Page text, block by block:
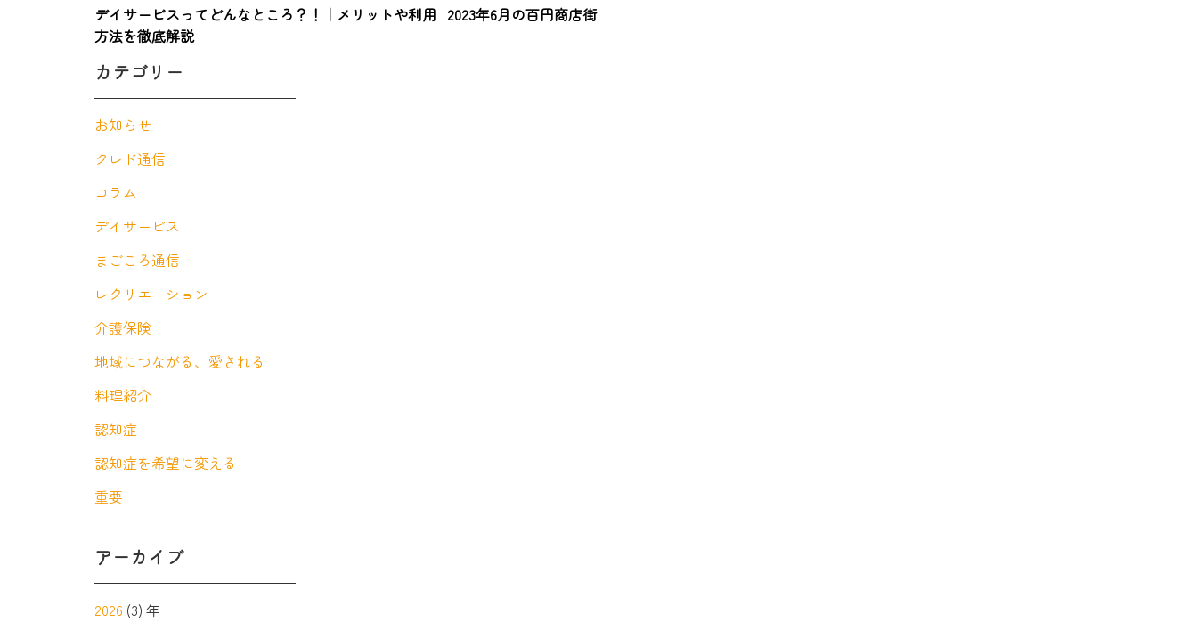
デイサービスってどんなところ？！｜メリットや利用
方法を徹底解説
2023年6月の百円商店街
カテゴリー
お知らせ
クレド通信
コラム
デイサービス
まごころ通信
レクリエーション
介護保険
地域につながる、愛される
料理紹介
認知症
認知症を希望に変える
重要
アーカイブ
2026 (3) 年